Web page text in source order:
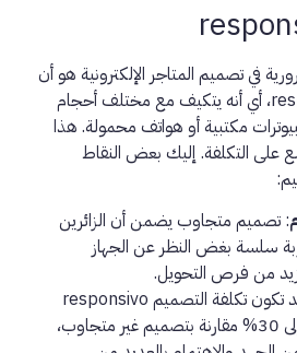
في تصميم المتاجر الإلكترونية هو أن
يكون التصميم responsivo، أي أنه يتكيف مع مختلف أحجام
مكتبية أو هواتف محمولة. هذا
على التكلفة. إليك بعض النقاط
: تصميم متجاوب يضمن أن الزائرين
سلسة بغض النظر عن الجهاز
من فرص التحويل.
: قد تكون تكلفة التصميم responsivo
أعلى بنحو 20% إلى 30% مقارنة بتصميم غير متجاوب،